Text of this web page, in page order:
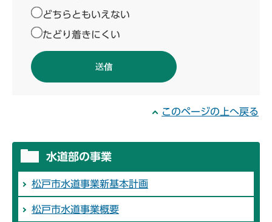
どちらともいえない
たどり着きにくい
このページの上へ戻る
水道部の事業
松戸市水道事業新基本計画
松戸市水道事業概要